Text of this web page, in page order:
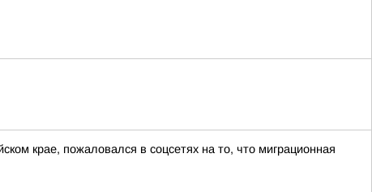
крае, пожаловался в соцсетях на то, что миграционная